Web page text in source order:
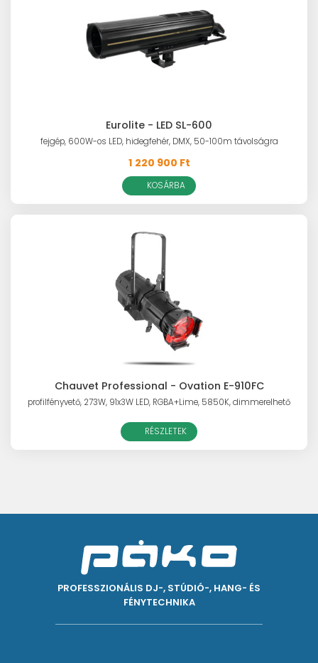
Eurolite - LED SL-600
fejgép, 600W-os LED, hidegfehér, DMX, 50-100m távolságra
1 220 900 Ft
KOSÁRBA
Chauvet Professional - Ovation E-910FC
profilfényvető, 273W, 91x3W LED, RGBA+Lime, 5850K, dimmerelhető
RÉSZLETEK
PROFESSZIONÁLIS DJ-, STÚDIÓ-, HANG- ÉS
FÉNYTECHNIKA